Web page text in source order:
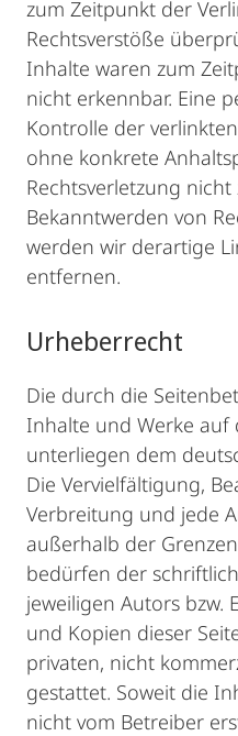
zum Zeitpunkt der
Rechtsverstöße
Inhalte waren zum
nicht erkennbar. Eine
Kontrolle der
ohne konkrete
Rechtsverletzung nicht
Bekanntwerden von
werden wir derartige
entfernen.
Urheberrecht
Die durch die
Inhalte und Werke auf
unterliegen dem
Die Vervielfältigung,
Verbreitung und jede
außerhalb der
bedürfen der
jeweiligen Autors bzw.
und Kopien dieser
privaten, nicht
gestattet. Soweit die
nicht vom Betreiber